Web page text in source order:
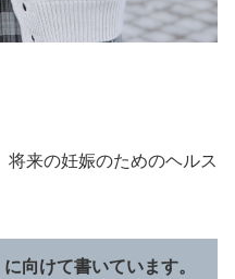
将来の妊娠のためのヘルス
向けて書いています。